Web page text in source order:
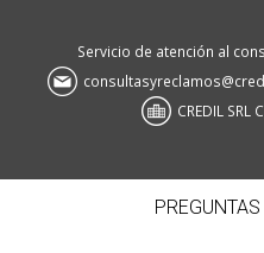
Servicio de atención al
CREDIL SRL